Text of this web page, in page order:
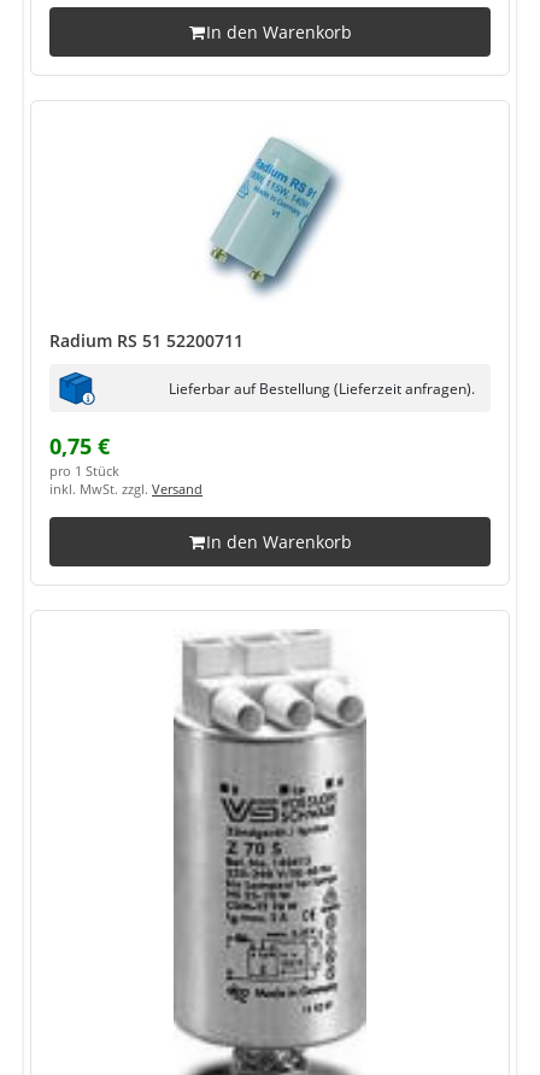
In den Warenkorb
Radium RS 51 52200711
Lieferbar auf Bestellung (Lieferzeit anfragen).
0,75 €
pro 1 Stück
inkl. MwSt. zzgl. Versand
In den Warenkorb